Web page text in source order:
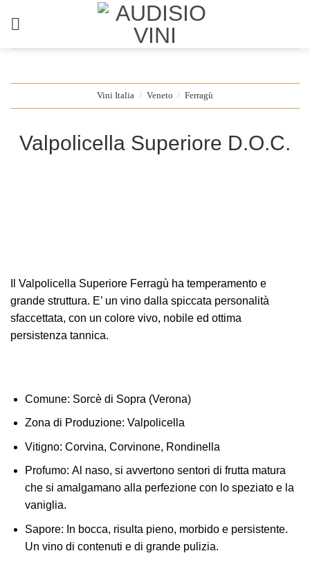
Vini Italia / Veneto / Ferragù
Valpolicella Superiore D.O.C.
Il Valpolicella Superiore Ferragù ha temperamento e
grande struttura. E’ un vino dalla spiccata personalità
sfaccettata, con un colore vivo, nobile ed ottima
persistenza tannica.
Comune: Sorcè di Sopra (Verona)
Zona di Produzione: Valpolicella
Vitigno: Corvina, Corvinone, Rondinella
Profumo: Al naso, si avvertono sentori di frutta matura
che si amalgamano alla perfezione con lo speziato e la
vaniglia.
Sapore: In bocca, risulta pieno, morbido e persistente.
Un vino di contenuti e di grande pulizia.